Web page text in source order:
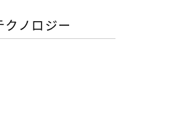
クノロジー